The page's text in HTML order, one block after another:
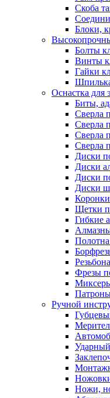
Скоба
Блоки,
Болты
Винты
Гайки
Оснастка для
Биты,
Сверла
Сверла
Сверла
Сверла
Диски
Диски
Диски
Диски
Коронки
Щетки
Гибкие
Фрезы
Ручной
Ножи,